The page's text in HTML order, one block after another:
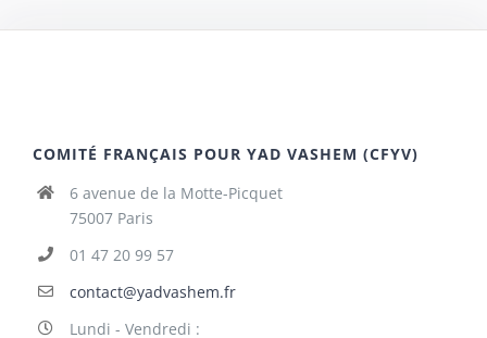
COMITÉ FRANÇAIS POUR YAD VASHEM (CFYV)
6 avenue de la Motte-Picquet
75007 Paris
01 47 20 99 57
contact@yadvashem.fr
Lundi - Vendredi :